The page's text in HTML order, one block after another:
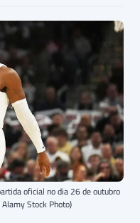
oficial no dia 26 de outubro
Stock Photo)